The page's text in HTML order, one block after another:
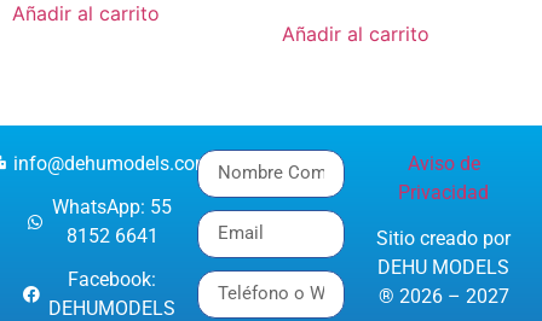
Añadir al carrito
Añadir al carrito
info@dehumodels.com
WhatsApp: 55
8152 6641
Facebook:
DEHUMODELS
Aviso de
Privacidad
Sitio creado por
DEHU MODELS
® 2026 – 2027